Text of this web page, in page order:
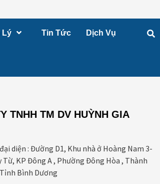
Lý Tin Tức Dịch Vụ
TNHH TM DV HUỲNH GIA
diện : Đường D1, Khu nhà ở Hoàng Nam 3-
Từ, KP Đông A , Phường Đông Hòa , Thành
Bình Dương